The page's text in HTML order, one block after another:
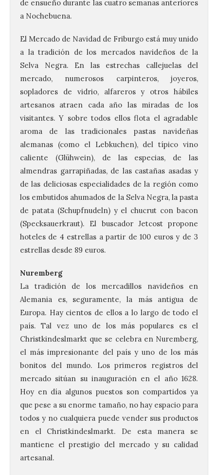
de ensueño durante las cuatro semanas anteriores
a Nochebuena.
El Mercado de Navidad de Friburgo está muy unido
a la tradición de los mercados navideños de la
Selva Negra. En las estrechas callejuelas del
mercado, numerosos carpinteros, joyeros,
sopladores de vidrio, alfareros y otros hábiles
artesanos atraen cada año las miradas de los
visitantes. Y sobre todos ellos flota el agradable
aroma de las tradicionales pastas navideñas
alemanas (como el Lebkuchen), del típico vino
caliente (Glühwein), de las especias, de las
almendras garrapiñadas, de las castañas asadas y
de las deliciosas especialidades de la región como
los embutidos ahumados de la Selva Negra, la pasta
de patata (Schupfnudeln) y el chucrut con bacon
(Specksauerkraut). El buscador Jetcost propone
hoteles de 4 estrellas a partir de 100 euros y de 3
estrellas desde 89 euros.
Nuremberg
La tradición de los mercadillos navideños en
Alemania es, seguramente, la más antigua de
Europa. Hay cientos de ellos a lo largo de todo el
país. Tal vez uno de los más populares es el
Christkindeslmarkt que se celebra en Nuremberg,
el más impresionante del país y uno de los más
bonitos del mundo. Los primeros registros del
mercado sitúan su inauguración en el año 1628.
Hoy en día algunos puestos son compartidos ya
que pese a su enorme tamaño, no hay espacio para
todos y no cualquiera puede vender sus productos
en el Christkindeslmarkt. De esta manera se
mantiene el prestigio del mercado y su calidad
artesanal.